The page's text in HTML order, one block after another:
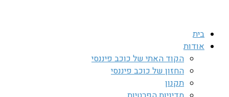
בית
אודות
הקוד האתי של כוכב פיננסי
החזון של כוכב פיננסי
תקנון